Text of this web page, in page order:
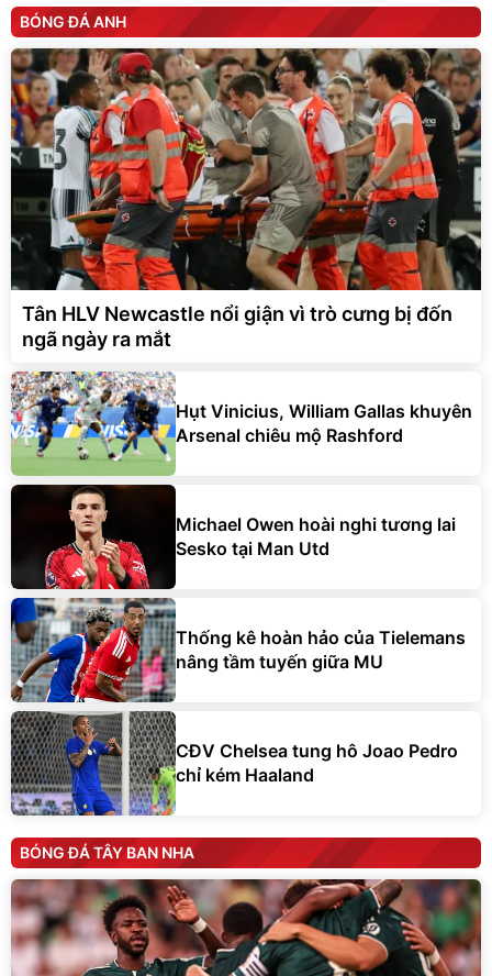
BÓNG ĐÁ ANH
Tân HLV Newcastle nổi giận vì trò cưng bị đốn
ngã ngày ra mắt
Hụt Vinicius, William Gallas khuyên
Arsenal chiêu mộ Rashford
Michael Owen hoài nghi tương lai
Sesko tại Man Utd
Thống kê hoàn hảo của Tielemans
nâng tầm tuyến giữa MU
CĐV Chelsea tung hô Joao Pedro
chỉ kém Haaland
BÓNG ĐÁ TÂY BAN NHA